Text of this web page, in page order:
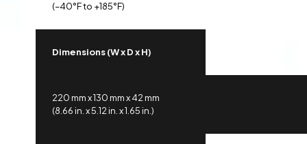
(–40°F to +185°F)
Dimensions (W x D x H)
220 mm x 130 mm x 42 mm
(8.66 in. x 5.12 in. x 1.65 in.)